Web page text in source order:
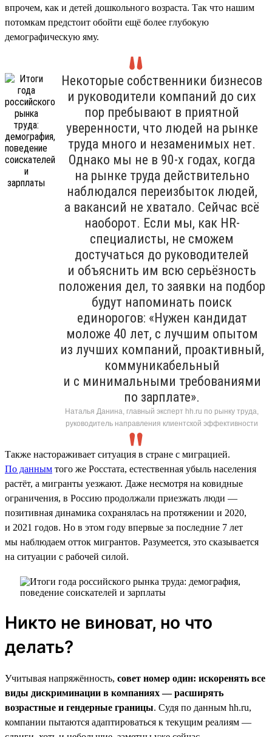
впрочем, как и детей дошкольного возраста. Так что нашим
потомкам предстоит обойти ещё более глубокую
демографическую яму.
Некоторые собственники бизнесов
и руководители компаний до сих
пор пребывают в приятной
уверенности, что людей на рынке
труда много и незаменимых нет.
Однако мы не в 90-х годах, когда
на рынке труда действительно
наблюдался переизбыток людей,
а вакансий не хватало. Сейчас всё
наоборот. Если мы, как HR-
специалисты, не сможем
достучаться до руководителей
и объяснить им всю серьёзность
положения дел, то заявки на подбор
будут напоминать поиск
единорогов: «Нужен кандидат
моложе 40 лет, с лучшим опытом
из лучших компаний, проактивный,
коммуникабельный
и с минимальными требованиями
по зарплате».
Наталья Данина, главный эксперт hh.ru по рынку труда,
руководитель направления клиентской эффективности
Также настораживает ситуация в стране с миграцией.
По данным того же Росстата, естественная убыль населения
растёт, а мигранты уезжают. Даже несмотря на ковидные
ограничения, в Россию продолжали приезжать люди —
позитивная динамика сохранялась на протяжении и 2020,
и 2021 годов. Но в этом году впервые за последние 7 лет
мы наблюдаем отток мигрантов. Разумеется, это сказывается
на ситуации с рабочей силой.
Никто не виноват, но что
делать?
Учитывая напряжённость, совет номер один: искоренять все
виды дискриминации в компаниях — расширять
возрастные и гендерные границы. Судя по данным hh.ru,
компании пытаются адаптироваться к текущим реалиям —